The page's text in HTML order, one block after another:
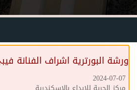
ورشة البورترية اشراف الفنانة
2024-07-07